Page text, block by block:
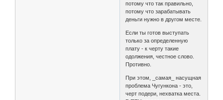
потому что так правильно,
потому что зарабатывать
деньги нужно в другом месте.
Если ты готов выступать
только за определенную
плату - к черту такие
одолжения, честное слово.
Противно.
При этом, _самая_ насущная
проблема Чугункона - это,
черт подери, нехватка места.